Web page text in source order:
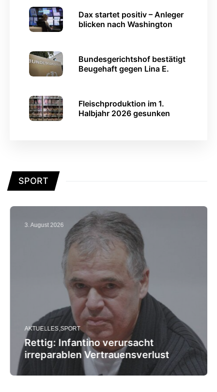
Dax startet positiv – Anleger
blicken nach Washington
Bundesgerichtshof bestätigt
Beugehaft gegen Lina E.
Fleischproduktion im 1.
Halbjahr 2026 gesunken
SPORT
3. August 2026
AKTUELLES SPORT
Rettig: Infantino verursacht
irreparablen Vertrauensverlust